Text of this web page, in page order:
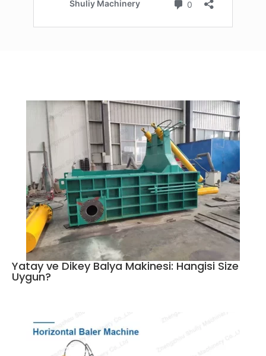
Yatay ve Dikey Balya Makinesi: Hangisi Size
Uygun?